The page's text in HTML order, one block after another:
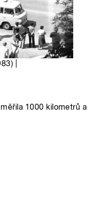
|
1000 kilometrů a